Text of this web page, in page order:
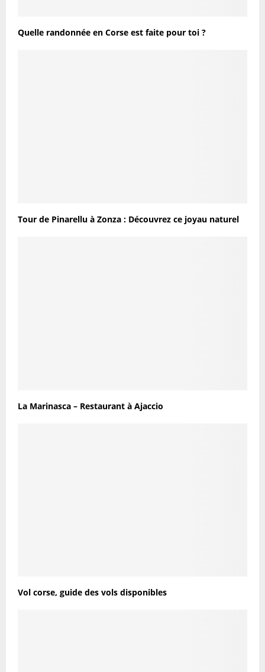
Quelle randonnée en Corse est faite pour toi ?
Tour de Pinarellu à Zonza : Découvrez ce joyau naturel
La Marinasca – Restaurant à Ajaccio
Vol corse, guide des vols disponibles